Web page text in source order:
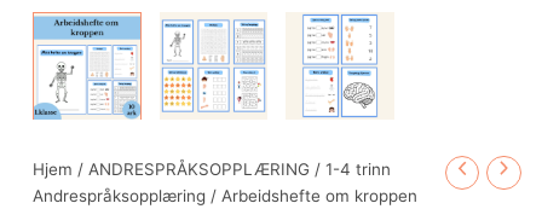
Hjem / ANDRESPRÅKSOPPLÆRING /1-4 trinn
Andrespråksopplæring / Arbeidshefte om kroppen